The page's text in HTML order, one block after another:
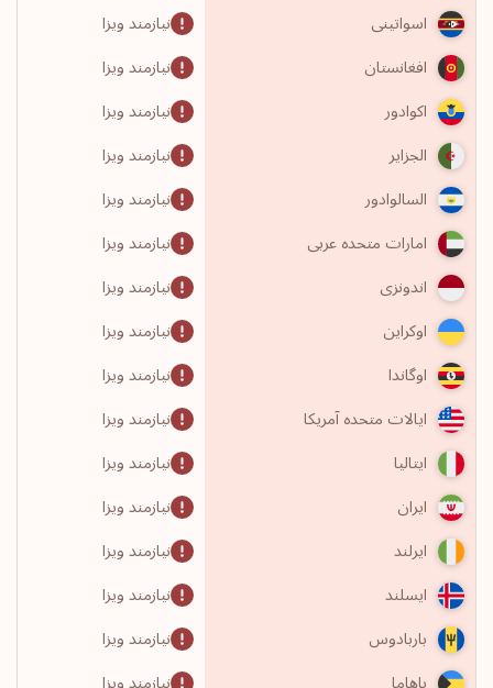
اسواتینی
نیازمند ویزا
افغانستان
نیازمند ویزا
اکوادور
نیازمند ویزا
الجزایر
نیازمند ویزا
السالوادور
نیازمند ویزا
امارات متحده عربی
نیازمند ویزا
اندونزی
نیازمند ویزا
اوکراین
نیازمند ویزا
اوگاندا
نیازمند ویزا
ایالات متحده آمریکا
نیازمند ویزا
ایتالیا
نیازمند ویزا
ایران
نیازمند ویزا
ایرلند
نیازمند ویزا
ایسلند
نیازمند ویزا
باربادوس
نیازمند ویزا